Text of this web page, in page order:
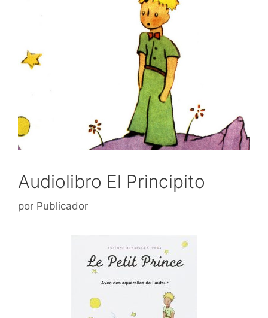
Audiolibro El Principito
por Publicador